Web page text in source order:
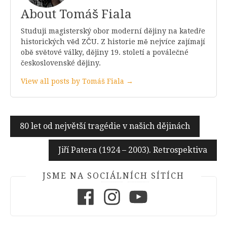
About Tomáš Fiala
Studuji magisterský obor moderní dějiny na katedře
historických věd ZČU. Z historie mě nejvíce zajímají
obě světové války, dějiny 19. století a poválečné
československé dějiny.
View all posts by Tomáš Fiala →
Navigace
pro
příspěvek
80 let od největší tragédie v našich dějinách
Jiří Patera (1924 – 2003). Retrospektiva
JSME NA SOCIÁLNÍCH SÍTÍCH